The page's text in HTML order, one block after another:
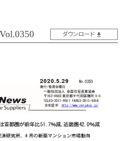
ダウンロード